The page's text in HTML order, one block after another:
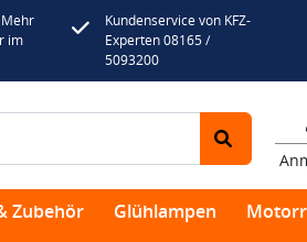
Mehr
im
Kundenservice von KFZ-
Experten 08165 /
5093200
Zubehör Glühlampen